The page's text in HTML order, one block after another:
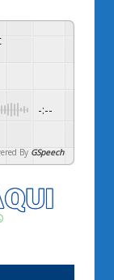
-:--
By GSpeech